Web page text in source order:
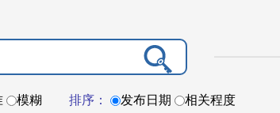
模糊 排序： 发布日期 相关程度